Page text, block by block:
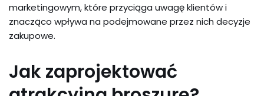
marketingowym, które przyciąga uwagę klientów i
znacząco wpływa na podejmowane przez nich decyzje
zakupowe.
Jak zaprojektować